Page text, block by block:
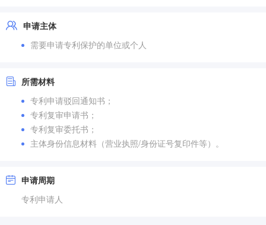
申请主体
需要申请专利保护的单位或个人
所需材料
专利申请驳回通知书；
专利复审申请书；
专利复审委托书；
主体身份信息材料（营业执照/身份证号复印件等）。
申请周期
专利申请人